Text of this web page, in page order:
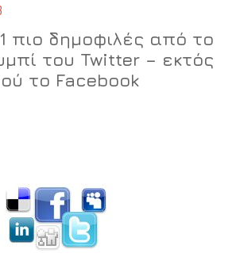
πιο δημοφιλές από το
του Twitter – εκτός
το Facebook